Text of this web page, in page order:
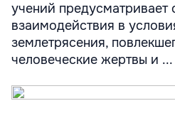
учений предусматривает
взаимодействия в
землетрясения,
человеческие жертвы и ...